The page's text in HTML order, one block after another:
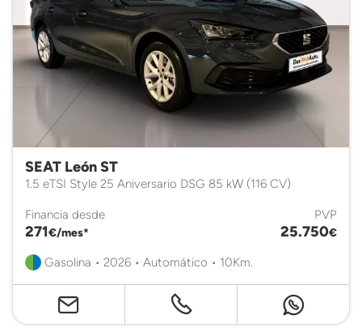
SEAT León ST
1.5 eTSI Style 25 Aniversario DSG 85 kW (116 CV)
Financia desde
271€/mes*
PVP
25.750€
Gasolina • 2026 • Automático • 10Km.